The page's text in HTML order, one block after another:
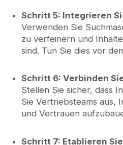
Schritt 5: Integrieren
Verwenden Sie
zu verfeinern und
sind. Tun Sie dies vor
Schritt 6: Verbinden
Stellen Sie sicher, dass
Sie Vertriebsteams aus,
und Vertrauen
Schritt 7: Etablieren